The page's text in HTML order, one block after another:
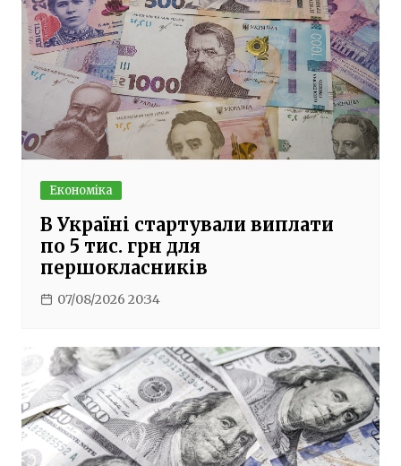
Економіка
В Україні стартували виплати
по 5 тис. грн для
першокласників
07/08/2026 20:34